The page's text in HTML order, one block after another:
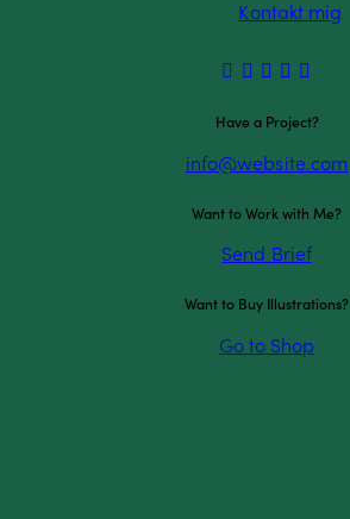
Kontakt mig
Have a Project?
info@website.com
Want to Work with Me?
Send Brief
Want to Buy Illustrations?
Go to Shop
Ydelser